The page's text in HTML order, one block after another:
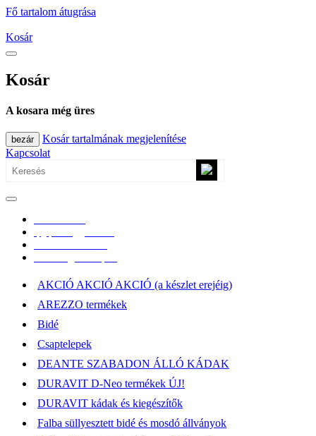
Fő tartalom átugrása
Kosár
Kosár
A kosara még üres
bezár
Kosár tartalmának megjelenítése
Kapcsolat
AKCIÓ AKCIÓ AKCIÓ (a készlet erejéig)
AREZZO termékek
Bidé
Csaptelepek
DEANTE SZABADON ÁLLÓ KÁDAK
DURAVIT D-Neo termékek ÚJ!
DURAVIT kádak és kiegészítők
Falba süllyesztett bidé és mosdó állványok